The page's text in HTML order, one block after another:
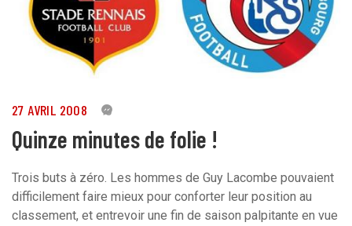
27 AVRIL 2008 0
Quinze minutes de folie !
Trois buts à zéro. Les hommes de Guy Lacombe pouvaient
difficilement faire mieux pour conforter leur position au
classement, et entrevoir une fin de saison palpitante en vue